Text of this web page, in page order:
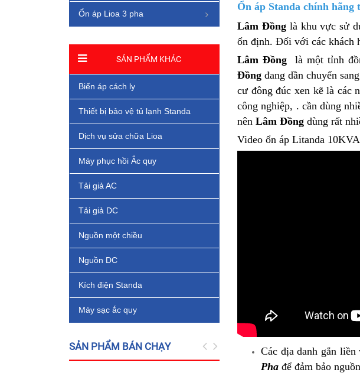
Ổn áp Standa chính hãng
Lâm Đồng là khu vực sử
ổn định. Đối với các khách
Lâm Đồnglà một tỉnh
Đồng đang dần chuyển
cư đông đúc xen kẽ là các
công nghiệp, . cần dùng
nên Lâm Đồng dùng rất
Video ổn áp Litanda
Các địa danh gắn liền
Pha để đảm bảo
Ổn áp Lioa 3 pha
SẢN PHẨM KHÁC
Biến áp cách ly
Thiết bị bảo vệ tủ lạnh Standa
Dịch vụ sửa chữa Lioa
Máy phục hồi Ắc quy
Tải giả AC
Tải giả DC
Nguồn một chiều
Nguồn DC
Kích điện Standa
Máy sạc ắc quy
SẢN PHẨM BÁN CHẠY